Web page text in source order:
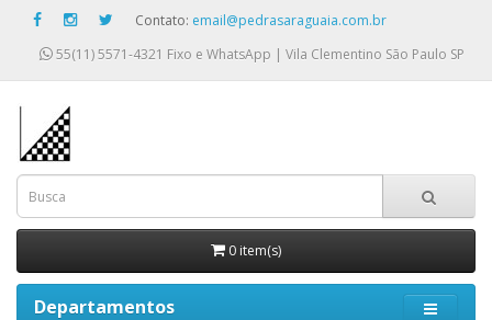
Contato: email@pedrasaraguaia.com.br
55(11) 5571-4321 Fixo e WhatsApp | Vila Clementino São Paulo SP
0 item(s)
Departamentos